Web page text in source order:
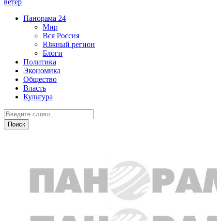
ветер
Панорама 24
Мир
Вся Россия
Южный регион
Блоги
Политика
Экономика
Общество
Власть
Культура